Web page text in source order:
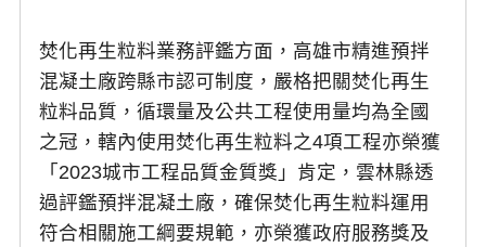
焚化再生粒料業務評鑑方面，高雄市精進預拌
混凝土廠跨縣市認可制度，嚴格把關焚化再生
粒料品質，循環量及公共工程使用量均為全國
之冠，轄內使用焚化再生粒料之4項工程亦榮獲
「2023城市工程品質金質獎」肯定，雲林縣透
過評鑑預拌混凝土廠，確保焚化再生粒料運用
符合相關施工綱要規範，亦榮獲政府服務獎及